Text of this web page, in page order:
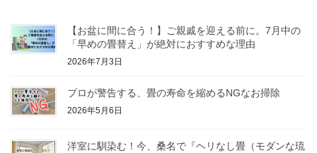
【お盆に間に合う！】ご親戚を迎える前に。7月中の
「早めの畳替え」が絶対におすすめな理由
2026年7月3日
プロが警告する、畳の寿命を縮めるNGなお掃除
2026年5月6日
洋室に馴染む！今、桑名で『ヘリなし畳（モダンな琉